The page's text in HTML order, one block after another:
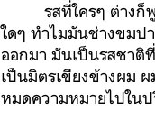
รสที่ใครๆ ต่างก็
ใดๆ ทำไมมันช่างขมป
ออกมา มันเป็นรสชาติ
เป็นมิตรเขียงข้างผม
หมดความหมายไปในป